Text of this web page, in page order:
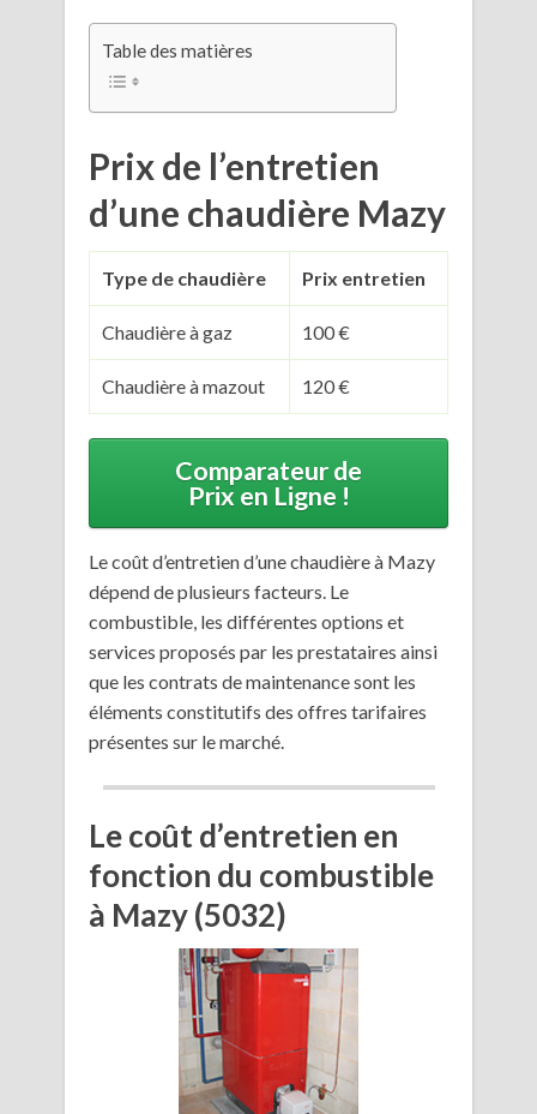
Table des matières
Prix de l’entretien
d’une chaudière Mazy
Type de chaudière Prix entretien
Chaudière à gaz 100 €
Chaudière à mazout 120 €
Comparateur de
Prix en Ligne !
Le coût d’entretien d’une chaudière à Mazy
dépend de plusieurs facteurs. Le
combustible, les différentes options et
services proposés par les prestataires ainsi
que les contrats de maintenance sont les
éléments constitutifs des offres tarifaires
présentes sur le marché.
Le coût d’entretien en
fonction du combustible
à Mazy (5032)